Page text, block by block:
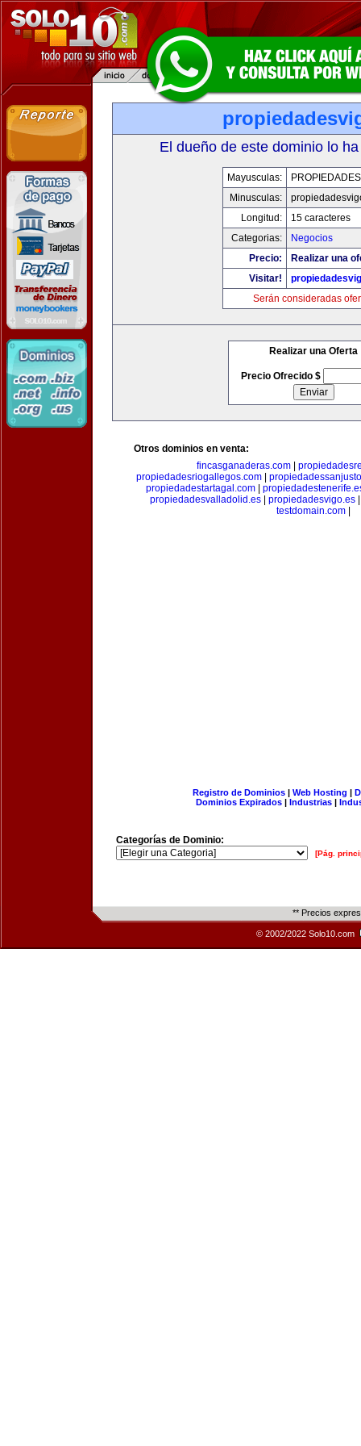
El dueño de este dominio lo
Mayusculas:
Minusculas:
Longitud:
15 caracteres
Categorias:
Negocios
Precio:
Realizar una
Visitar!
Serán consideradas
Realizar una Oferta
Precio Ofrecido $
Otros dominios en venta:
fincasganaderas.com|
propiedadesriogallegos.com|
propiedadestartagal.com|
propiedadesvalladolid.es
propiedadesvigo.es
testdomain.com
Registro de Dominios| Web Hosting |
Dominios Expirados | Industrias |
Categorías de Dominio:
[Pág.
** Precios
© 2002/2022 Solo10.com